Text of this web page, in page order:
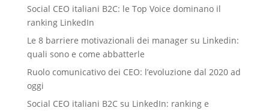
Social CEO italiani B2C: le Top Voice dominano il
ranking LinkedIn
Le 8 barriere motivazionali dei manager su Linkedin:
quali sono e come abbatterle
Ruolo comunicativo dei CEO: l’evoluzione dal 2020 ad
oggi
Social CEO italiani B2C su LinkedIn: ranking e